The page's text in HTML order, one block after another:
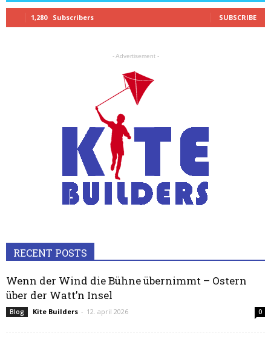
1,280 Subscribers SUBSCRIBE
- Advertisement -
RECENT POSTS
Wenn der Wind die Bühne übernimmt – Ostern
über der Watt’n Insel
Blog Kite Builders - 12. april 2026 0